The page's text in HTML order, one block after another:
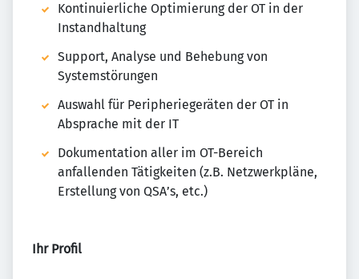
Kontinuierliche Optimierung der OT in der
Instandhaltung
Support, Analyse und Behebung von
Systemstörungen
Auswahl für Peripheriegeräten der OT in
Absprache mit der IT
Dokumentation aller im OT-Bereich
anfallenden Tätigkeiten (z.B. Netzwerkpläne,
Erstellung von QSA’s, etc.)
Ihr Profil